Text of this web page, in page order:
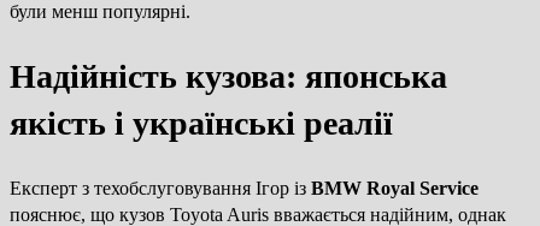
були менш популярні.
Надійність кузова: японська
якість і українські реалії
Експерт з техобслуговування Ігор із BMW Royal Service
пояснює, що кузов Toyota Auris вважається надійним, однак